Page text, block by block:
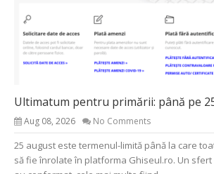
Ultimatum pentru primării: până pe
Aug 08, 2026 No Comments
25 august este termenul-limită până la care
să fie înrolate în platforma Ghiseul.ro. Un